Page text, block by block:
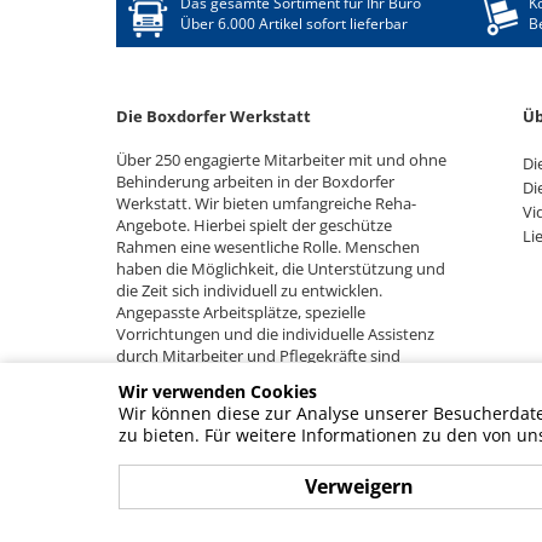
Über 6.000 Artikel sofort lieferbar
Die Boxdorfer Werkstatt
Über 250 engagierte Mitarbeiter mit und ohne
Behinderung arbeiten in der Boxdorfer
Werkstatt. Wir bieten umfangreiche Reha-
Angebote. Hierbei spielt der geschütze
Rahmen eine wesentliche Rolle. Menschen
haben die Möglichkeit, die Unterstützung und
die Zeit sich individuell zu entwicklen.
Angepasste Arbeitsplätze, spezielle
Vorrichtungen und die individuelle Assistenz
durch Mitarbeiter und Pflegekräfte sind
© BZB - Behinderten-Zentrum-Boxdorf gemeinnützige GmbH,
Wir verwenden Cookies
Wir können diese zur Analyse unserer
zu bieten. Für weitere Informationen zu den von
Verweigern